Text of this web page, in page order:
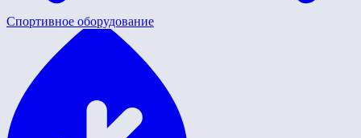
Спортивное оборудование